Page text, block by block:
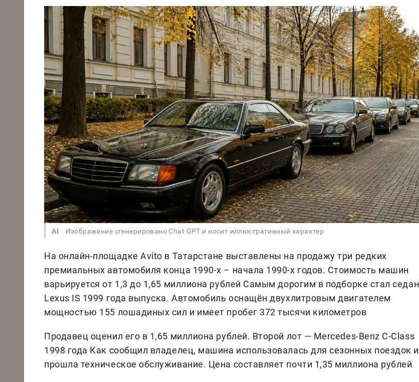
AI Изображение сгенерировано Chat GPT и носит иллюстративный характер
На онлайн-площадке Avito в Татарстане выставлены на продажу три редких
премиальных автомобиля конца 1990-х – начала 1990-х годов. Стоимость машин
варьируется от 1,3 до 1,65 миллиона рублей Самым дорогим в подборке стал седан
Lexus IS 1999 года выпуска. Автомобиль оснащён двухлитровым двигателем
мощностью 155 лошадиных сил и имеет пробег 372 тысячи километров
Продавец оценил его в 1,65 миллиона рублей. Второй лот — Mercedes-Benz C-Class
1998 года Как сообщил владелец, машина использовалась для сезонных поездок и
прошла техническое обслуживание. Цена составляет почти 1,35 миллиона рублей